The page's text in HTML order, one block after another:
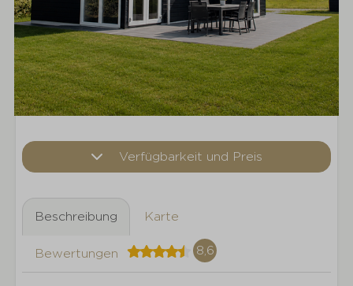
Verfügbarkeit und Preis
Beschreibung Karte
Bewertungen 8,6